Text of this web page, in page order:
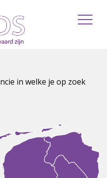
in welke je op zoek